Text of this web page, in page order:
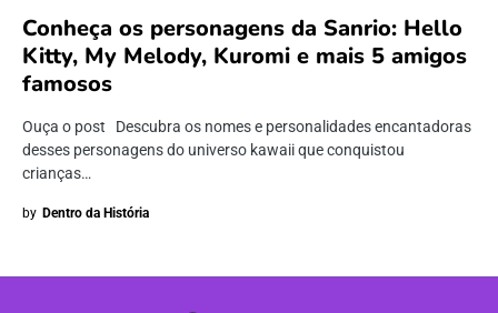
Conheça os personagens da Sanrio: Hello
Kitty, My Melody, Kuromi e mais 5 amigos
famosos
Ouça o post Descubra os nomes e personalidades encantadoras
desses personagens do universo kawaii que conquistou
crianças…
by Dentro da História